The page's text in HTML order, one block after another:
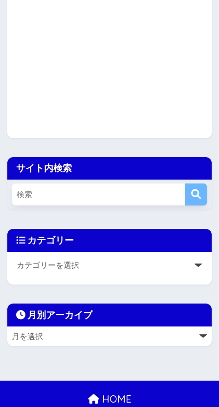
サイト内検索
カテゴリー
月別アーカイブ
HOME